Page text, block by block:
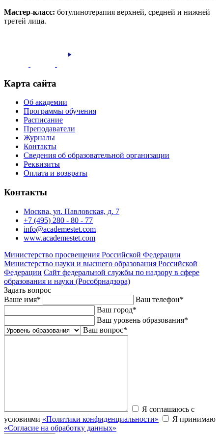
Мастер-класс: ботулинотерапия верхней, средней и нижней
третей лица.
Карта сайта
Об академии
Программы обучения
Расписание
Преподаватели
Журналы
Контакты
Сведения об образовательной организации
Реквизиты
Оплата и возвраты
Контакты
Москва, ул. Павловская, д. 7
+7 (495) 280 - 80 - 77
info@academestet.com
www.academestet.com
Министерство просвещения Российской Федерации
Министерство науки и высшего образования Российской
Федерации Сайт федеральной службы по надзору в сфере
образования и науки (Рособрнадзора)
Задать вопрос
Ваше имя* Ваш телефон*
Ваш город*
Ваш уровень образования*
Ваш вопрос*
Я соглашаюсь с
условиями «Политики конфиденциальности»
Я принимаю
«Согласие на обработку данных»